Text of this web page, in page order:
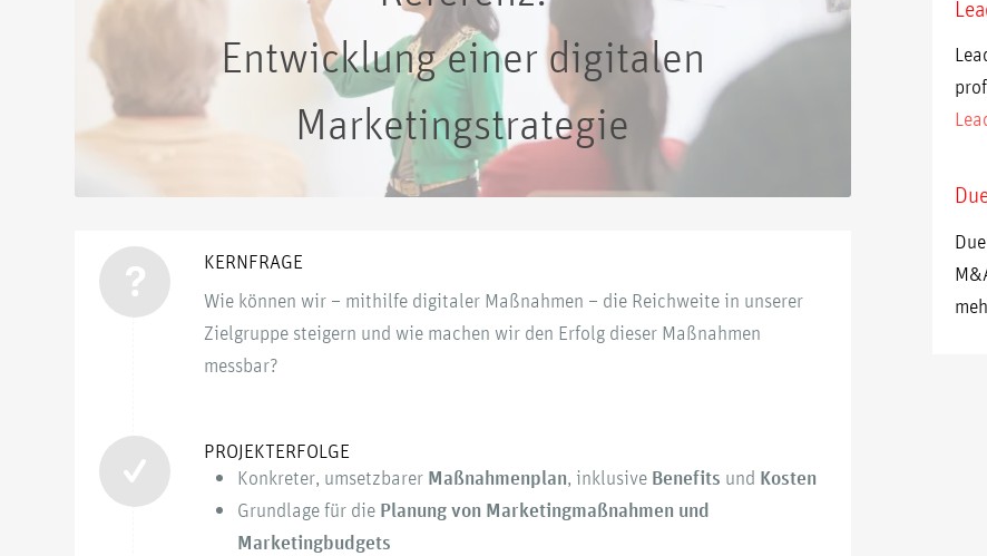
Entwicklung einer digitalen
Marketingstrategie
KERNFRAGE
Wie können wir – mithilfe digitaler Maßnahmen – die Reichweite in unserer
Zielgruppe steigern und wie machen wir den Erfolg dieser Maßnahmen
messbar?
PROJEKTERFOLGE
Konkreter, umsetzbarer Maßnahmenplan, inklusive Benefits und Kosten
Grundlage für die Planung von Marketingmaßnahmen und
Marketingbudgets